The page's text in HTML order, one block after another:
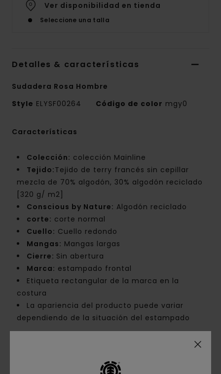
Ver disponibilidad en tienda
Seleccione una talla
Detalles & características
Sudadera Rosa Hombre
Style ELYSF00264 Código de color mgy0
Características
Colección: colección Mainline
Tejido:Tejido de terry francés sin cepillar
mezcla de 70% algodón, 30% algodón reciclado
[320 g/ m2]
Conscious by Nature: Algodón reciclado
corte: corte normal
Cuello: Cuello redondo
Mangas: Mangas largas
Cierre: Sin abertura
Marca: estampado frontal
Etiqueta rectangular de la marca en la
costura
La apariencia del producto puede variar
dependiendo de la situación del estampado
[Tejido principal] 70% algodón, 30%